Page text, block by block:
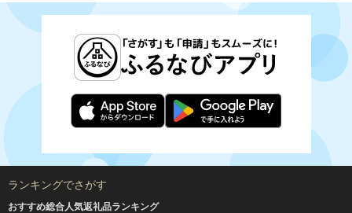
ランキングでさがす
おすすめ総合人気返礼品ランキング